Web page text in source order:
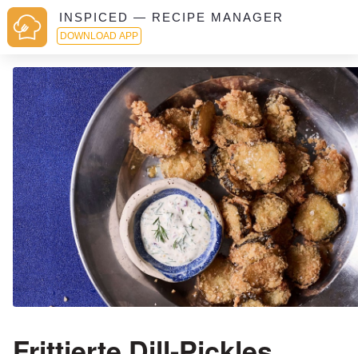
INSPICED — RECIPE MANAGER
DOWNLOAD APP